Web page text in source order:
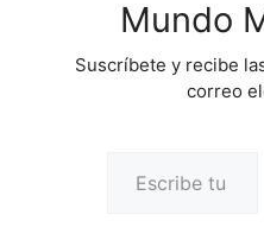
Mundo
Suscríbete y recibe
correo